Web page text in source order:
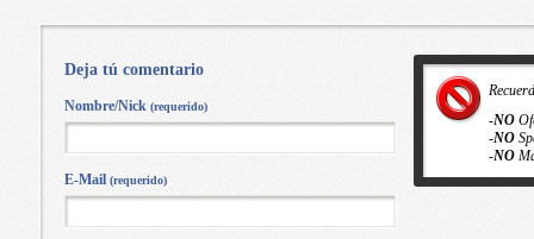
-NO
-NO
-NO
Deja tú comentario
Nombre/Nick (requerido)
E-Mail (requerido)